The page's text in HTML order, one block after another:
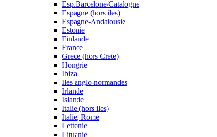
Esp.Barcelone/Catalogne
Espagne (hors iles)
Espagne-Andalousie
Estonie
Finlande
France
Grece (hors Crete)
Hongrie
Ibiza
Iles anglo-normandes
Irlande
Islande
Italie (hors iles)
Italie, Rome
Lettonie
Lituanie